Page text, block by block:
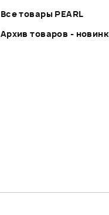
Все товары PEARL
Архив товаров -